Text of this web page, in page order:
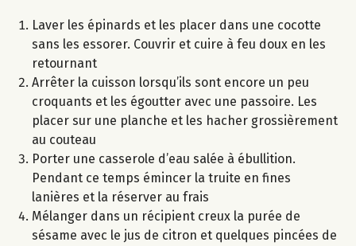
Laver les épinards et les placer dans une cocotte
sans les essorer. Couvrir et cuire à feu doux en les
retournant
Arrêter la cuisson lorsqu’ils sont encore un peu
croquants et les égoutter avec une passoire. Les
placer sur une planche et les hacher grossièrement
au couteau
Porter une casserole d’eau salée à ébullition.
Pendant ce temps émincer la truite en fines
lanières et la réserver au frais
Mélanger dans un récipient creux la purée de
sésame avec le jus de citron et quelques pincées de